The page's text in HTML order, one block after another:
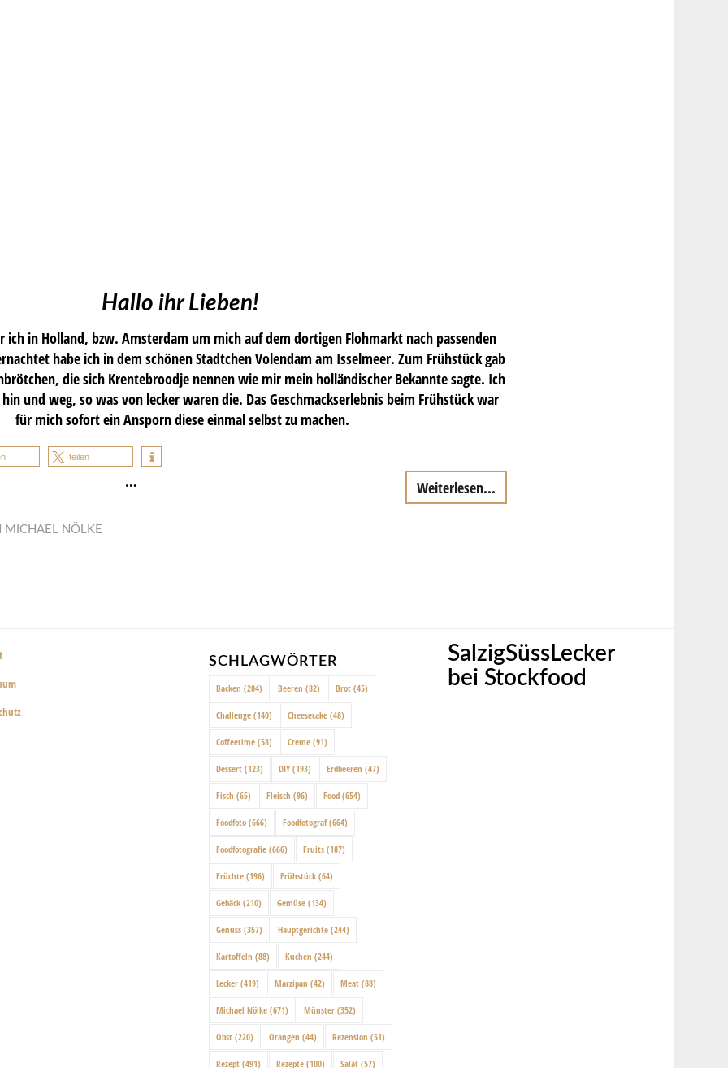
Hallo ihr Lieben!
ich in Holland, bzw. Amsterdam um mich auf dem dortigen Flohmarkt nach passenden
habe ich in dem schönen Stadtchen Volendam am Isselmeer. Zum Frühstück gab
die sich Krentebroodje nennen wie mir mein holländischer Bekannte sagte. Ich
und weg, so was von lecker waren die. Das Geschmackserlebnis beim Frühstück war
für mich sofort ein Ansporn diese einmal selbst zu machen.
teilen
… Weiterlesen...
MICHAEL NÖLKE
SCHLAGWÖRTER
Backen (204) Beeren (82) Brot (45)
Challenge (140) Cheesecake (48)
Coffeetime (58) Creme (91)
Dessert (123) DIY (193) Erdbeeren (47)
Fisch (65) Fleisch (96) Food (654)
Foodfoto (666) Foodfotograf(664)
Foodfotografie (666) Fruits (187)
Früchte (196) Frühstück (64)
Gebäck (210) Gemüse (134)
Genuss (357) Hauptgerichte (244)
Kartoffeln (88) Kuchen (244)
Lecker (419) Marzipan (42) Meat (88)
Michael Nölke (671) Münster (352)
Obst (220) Orangen (44) Rezension (51)
Rezept (491) Rezepte (100) Salat (57)
SalzigSüssLecker
bei Stockfood